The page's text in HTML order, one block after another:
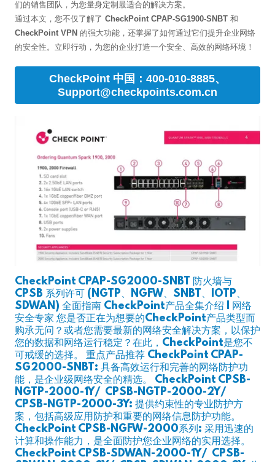
们的销售团队，为您量身定制最适合的解决方案。
通过本文，您不仅了解了 CheckPoint CPAP-SG1900-SNBT 和
CheckPoint VPN 的强大功能，还掌握了如何通过它们提升企业网络
的安全性。立即行动，为您的企业打造一个安全、高效的网络环境！
CheckPoint 中国：400-010-8885、
Support@checkpoints.com.cn
CheckPoint CPAP-SG2000-SNBT 防火墙与
CPSB 系列许可 (NGTP、NGFW、SNBT、IOTP、
SDWAN) 全面指南 CheckPoint产品全集介绍 | 网络
安全专家 您是否正在为想要的CheckPoint产品类型而
购承无问？或者您需要最新的网络安全解决方案，以保护
您的数据和网络运行稳定？在此，CheckPoint是您不
可戒缓的选择。 重点产品推荐 CheckPoint CPAP-
SG2000-SNBT: 具备高效运行和完善的网络防护功
能，是企业级网络安全的精选。 CheckPoint CPSB-
NGTP-2000-1Y/ CPSB-NGTP-2000-2Y/
CPSB-NGTP-2000-3Y: 提供约束性的专业防护方
案，包括高级应用防护和重要的网络信息防护功能。
CheckPoint CPSB-NGFW-2000系列: 采用迅速的
计算和操作能力，是全面防护您企业网络的实用选择。
CheckPoint CPSB-SDWAN-2000-1Y/ CPSB-